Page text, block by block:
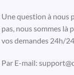
Une question à nous
pas, nous sommes là
vos demandes 24h/
Par E-mail: